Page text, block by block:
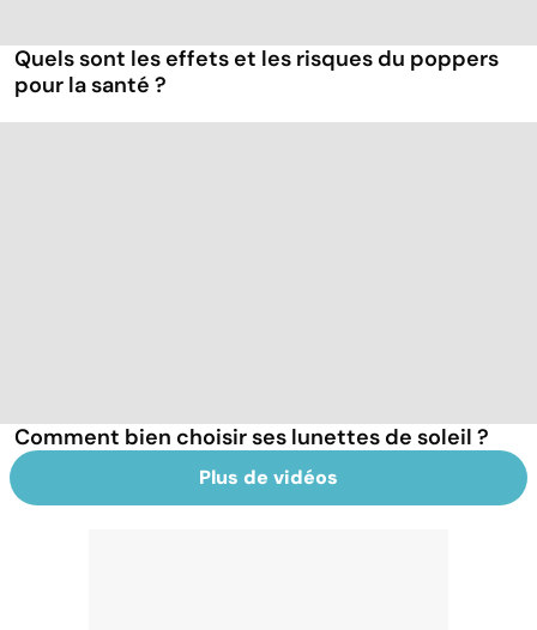
Quels sont les effets et les risques du poppers
pour la santé ?
Comment bien choisir ses lunettes de soleil ?
Plus de vidéos